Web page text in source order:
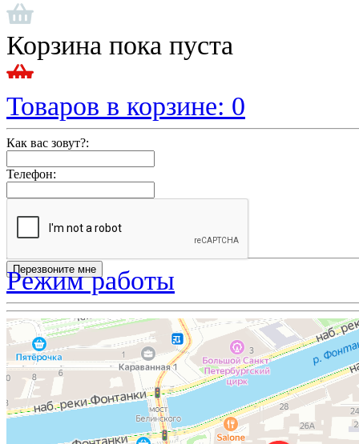
Корзина пока пуста
Товаров в корзине: 0
Как вас зовут?:
Телефон:
Режим работы